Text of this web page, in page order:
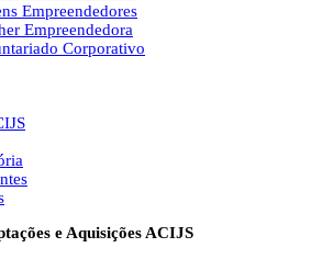
Empreendedores
Empreendedora
Corporativo
e Aquisições ACIJS